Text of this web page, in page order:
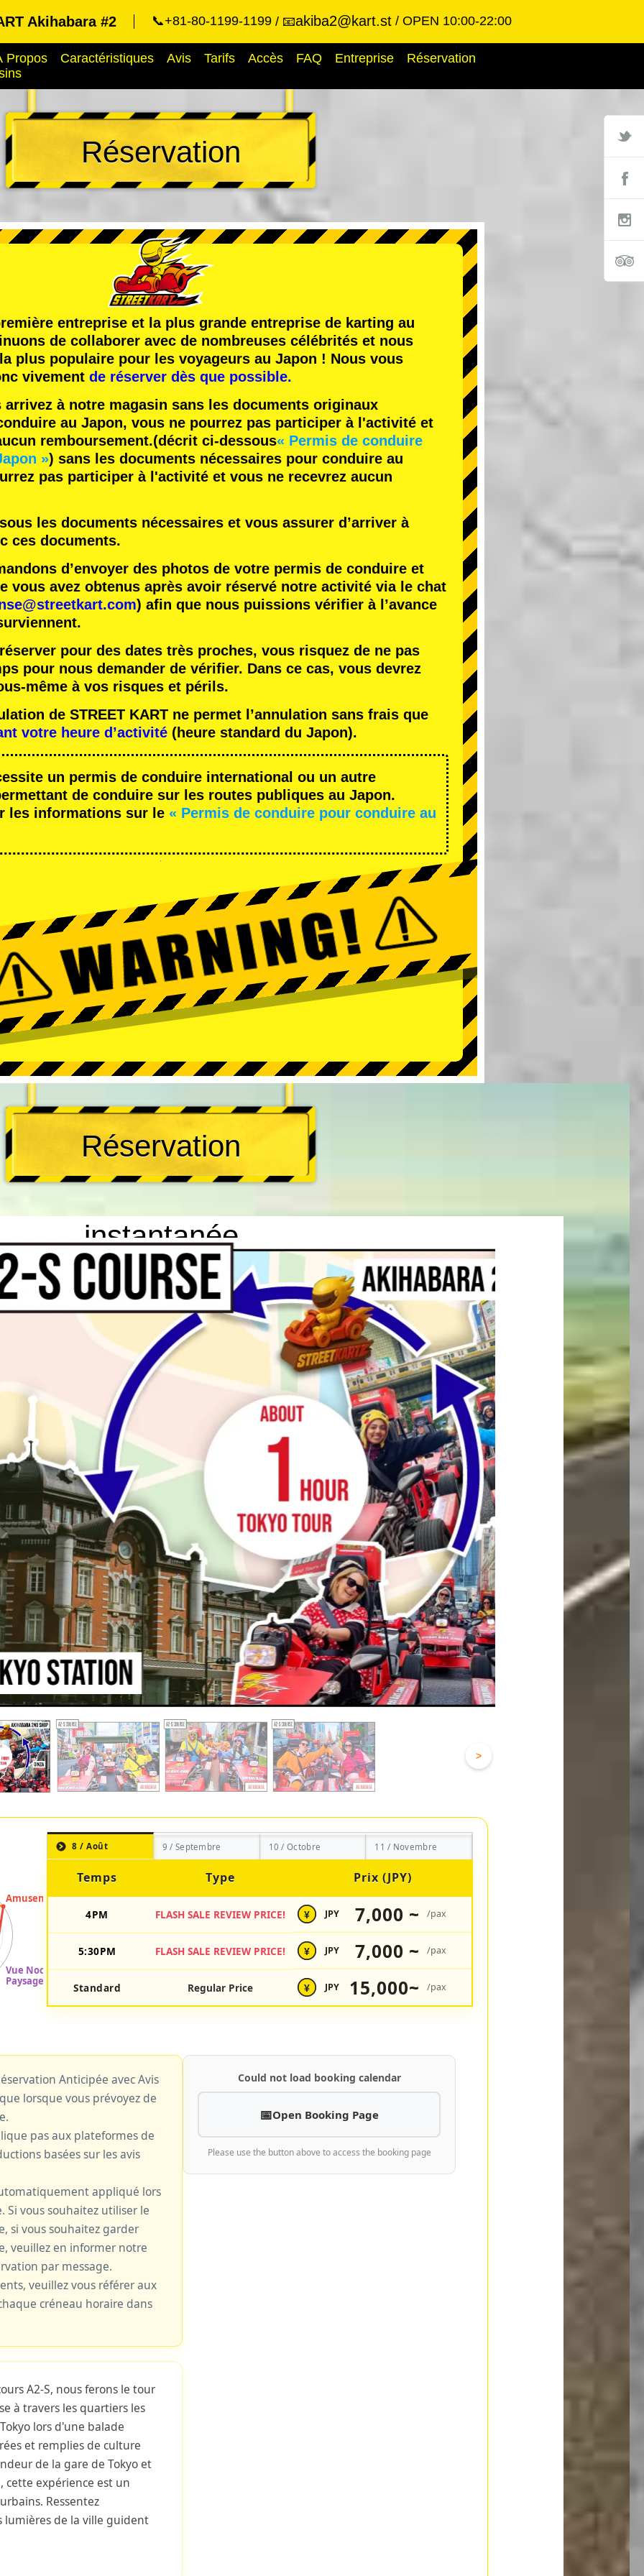
Akihabara #2 📞+81-80-1199-1199 📧akiba2@kart.st OPEN 10:00-22:00
Propos Caractéristiques Avis Tarifs Accès FAQ Entreprise
Réservation
Réservation
entreprise et la plus grande entreprise de karting au
de collaborer avec de nombreuses célébrités et nous
plus populaire pour les voyageurs au Japon ! Nous vous
vivement de réserver dès que possible.
à notre magasin sans les documents originaux
au Japon, vous ne pourrez pas participer à l'activité et
remboursement.(décrit ci-dessous« Permis de conduire
») sans les documents nécessaires pour conduire au
pas participer à l'activité et vous ne recevrez aucun
les documents nécessaires et vous assurer d’arriver à
ces documents.
d’envoyer des photos de votre permis de conduire et
vous avez obtenus après avoir réservé notre activité via le chat
) afin que nous puissions vérifier à l’avance
pour des dates très proches, vous risquez de ne pas
pour nous demander de vérifier. Dans ce cas, vous devrez
même à vos risques et périls.
de STREET KART ne permet l’annulation sans frais que
votre heure d’activité (heure standard du Japon).
un permis de conduire international ou un autre
de conduire sur les routes publiques au Japon.
les informations sur le « Permis de conduire pour conduire au
Réservation
instantanée
>
8 / Août 9 / Septembre 10 / Octobre 11 / Novembre
Temps Type Prix (JPY)
4PM FLASH SALE REVIEW PRICE! ¥ JPY 7,000 ~ /pax
5:30PM FLASH SALE REVIEW PRICE! ¥ JPY 7,000 ~ /pax
Standard Regular Price ¥ JPY 15,000~ /pax
Anticipée avec Avis
lorsque vous prévoyez de
pas aux plateformes de
basées sur les avis
appliqué lors
Si vous souhaitez utiliser le
si vous souhaitez garder
veuillez en informer notre
par message.
veuillez vous référer aux
créneau horaire dans
A2-S, nous ferons le tour
à travers les quartiers les
lors d'une balade
et remplies de culture
de la gare de Tokyo et
cette expérience est un
Ressentez
lumières de la ville guident
Could not load booking calendar
Open Booking Page
Please use the button above to access the booking page